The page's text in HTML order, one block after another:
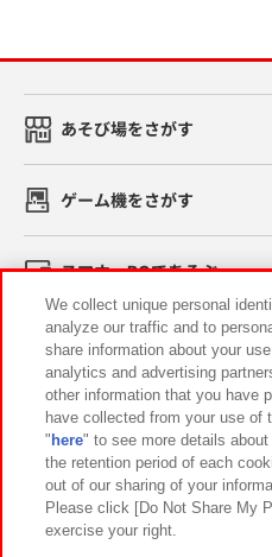
あそび場をさがす
ゲーム機をさがす
スマホ・PCであそぶ
イベント・キャンペーン
関連会社 サステナビ
プライバシーポリシー ウェブ
お取引先さまとともに
We collect unique personal
analyze our traffic and to
share information about your
analytics and advertising
other information that you have
have collected from your use
" here" to see more details
the retention period of each
out of our sharing of your
Please click [Do Not Share My
exercise your right.